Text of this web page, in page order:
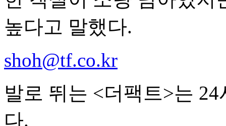
높다고 말했다.
shoh@tf.co.kr
발로 뛰는 <더팩트>는
다.